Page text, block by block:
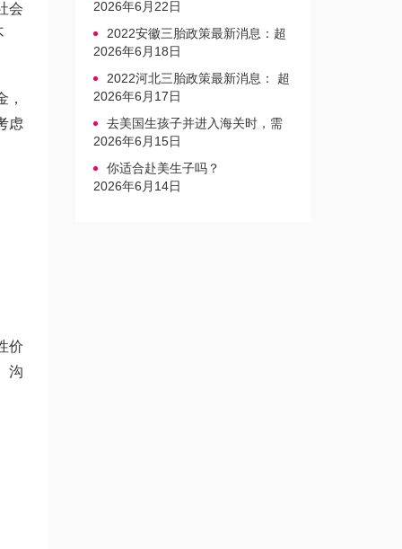
会
，
虑
价
沟
户口、办准生证指南
2026年6月22日
2022安徽三胎政策最新消息：超
生家庭罚款标准更新
2026年6月18日
2022河北三胎政策最新消息： 超
生三孩不再缴纳社会抚养费
2026年6月17日
去美国生孩子并进入海关时，需
要注意的事项是什么？
2026年6月15日
你适合赴美生子吗？
2026年6月14日